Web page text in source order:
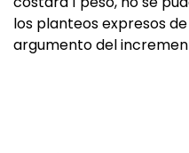
los planteos expresos
argumento del